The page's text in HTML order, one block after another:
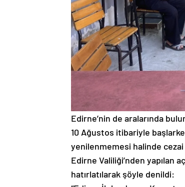
Edirne’nin de aralarında
10 Ağustos itibariyle
yenilenmemesi halinde
Edirne Valiliği’nden yapılan
hatırlatılarak şöyle denildi: